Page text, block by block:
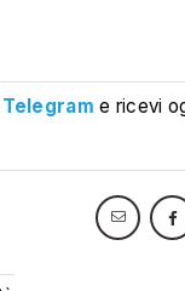
Telegram e ricevi